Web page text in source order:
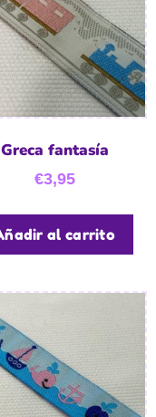
Greca fantasía
€3,95
al carrito